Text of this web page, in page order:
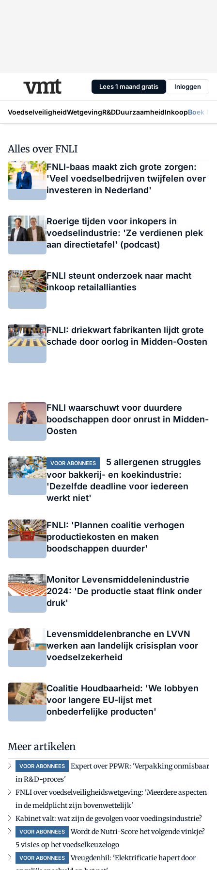
Lees 1 maand gratis Inloggen
VoedselveiligheidWetgevingR&DDuurzaamheidInkoopBoek
Alles over FNLI
FNLI-baas maakt zich grote zorgen:
'Veel voedselbedrijven twijfelen over
investeren in Nederland'
Roerige tijden voor inkopers in
voedselindustrie: 'Ze verdienen plek
aan directietafel' (podcast)
FNLI steunt onderzoek naar macht
inkoop retailallianties
FNLI: driekwart fabrikanten lijdt grote
schade door oorlog in Midden-Oosten
FNLI waarschuwt voor duurdere
boodschappen door onrust in Midden-
Oosten
VOOR ABONNEES
5 allergenen struggles
voor bakkerij- en koekindustrie:
'Dezelfde deadline voor iedereen
werkt niet'
FNLI: 'Plannen coalitie verhogen
productiekosten en maken
boodschappen duurder'
Monitor Levensmiddelenindustrie
2024: 'De productie staat flink onder
druk'
Levensmiddelenbranche en LVVN
werken aan landelijk crisisplan voor
voedselzekerheid
Coalitie Houdbaarheid: 'We lobbyen
voor langere EU-lijst met
onbederfelijke producten'
Meer artikelen
VOOR ABONNEES
Expert over PPWR: 'Verpakking onmisbaar
in R&D-proces'
FNLI over voedselveiligheidswetgeving: 'Meerdere aspecten
in de meldplicht zijn bovenwettelijk'
Kabinet valt: wat zijn de gevolgen voor voedingsindustrie?
VOOR ABONNEES
Wordt de Nutri-Score het volgende vinkje?
5 visies op het voedselkeuzelogo
VOOR ABONNEES
Vreugdenhil: 'Elektrificatie hapert door